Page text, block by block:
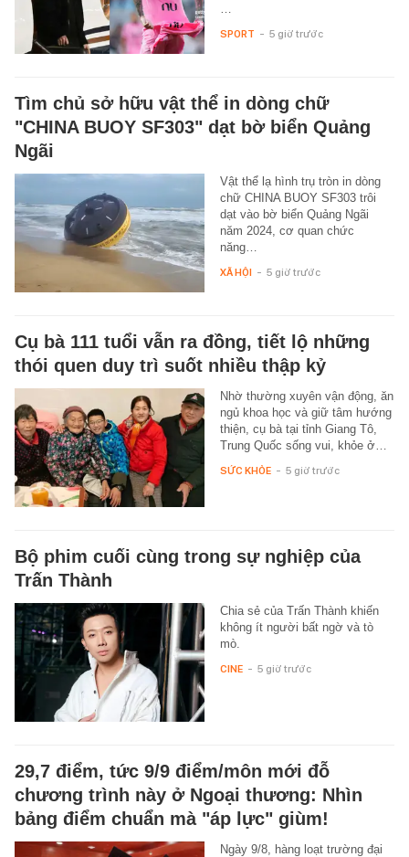
SPORT - 5 giờ trước
Tìm chủ sở hữu vật thể in dòng chữ
"CHINA BUOY SF303" dạt bờ biển Quảng
Ngãi
Vật thể lạ hình trụ tròn in dòng
chữ CHINA BUOY SF303 trôi
dạt vào bờ biển Quảng Ngãi
năm 2024, cơ quan chức
năng…
XÃ HỘI - 5 giờ trước
Cụ bà 111 tuổi vẫn ra đồng, tiết lộ những
thói quen duy trì suốt nhiều thập kỷ
Nhờ thường xuyên vận động, ăn
ngủ khoa học và giữ tâm hướng
thiện, cụ bà tại tỉnh Giang Tô,
Trung Quốc sống vui, khỏe ở…
SỨC KHỎE - 5 giờ trước
Bộ phim cuối cùng trong sự nghiệp của
Trấn Thành
Chia sẻ của Trấn Thành khiến
không ít người bất ngờ và tò
mò.
CINE - 5 giờ trước
29,7 điểm, tức 9/9 điểm/môn mới đỗ
chương trình này ở Ngoại thương: Nhìn
bảng điểm chuẩn mà "áp lực" giùm!
Ngày 9/8, hàng loạt trường đại